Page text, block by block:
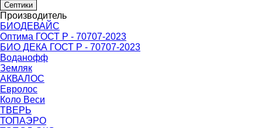
Септики
Производитель
БИОДЕВАЙС
Оптима ГОСТ Р - 70707-2023
БИО ДЕКА ГОСТ Р - 70707-2023
Воданофф
Земляк
АКВАЛОС
Евролос
Коло Веси
ТВЕРЬ
ТОПАЭРО